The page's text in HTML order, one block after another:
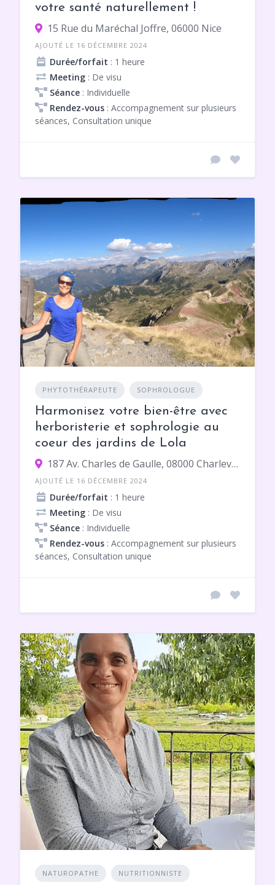
votre santé naturellement !
15 Rue du Maréchal Joffre, 06000 Nice
AJOUTÉ LE 16 DÉCEMBRE 2024
Durée/forfait : 1 heure
Meeting : De visu
Séance : Individuelle
Rendez-vous : Accompagnement sur plusieurs
séances, Consultation unique
PHYTOTHÉRAPEUTE SOPHROLOGUE
Harmonisez votre bien-être avec
herboristerie et sophrologie au
coeur des jardins de Lola
187 Av. Charles de Gaulle, 08000 Charleville-Mézières
AJOUTÉ LE 16 DÉCEMBRE 2024
Durée/forfait : 1 heure
Meeting : De visu
Séance : Individuelle
Rendez-vous : Accompagnement sur plusieurs
séances, Consultation unique
NATUROPATHE NUTRITIONNISTE